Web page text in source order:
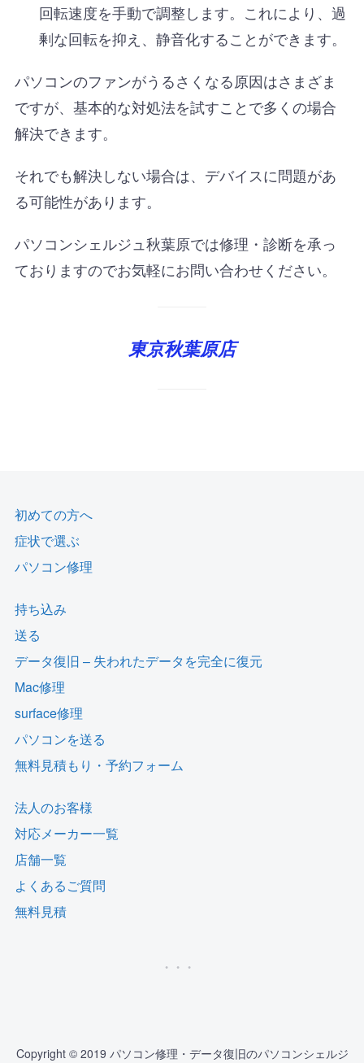
回転速度を手動で調整します。これにより、過
剰な回転を抑え、静音化することができます。
パソコンのファンがうるさくなる原因はさまざま
ですが、基本的な対処法を試すことで多くの場合
解決できます。
それでも解決しない場合は、デバイスに問題があ
る可能性があります。
パソコンシェルジュ秋葉原では修理・診断を承っ
ておりますのでお気軽にお問い合わせください。
東京秋葉原店
初めての方へ
症状で選ぶ
パソコン修理
持ち込み
送る
データ復旧 – 失われたデータを完全に復元
Mac修理
surface修理
パソコンを送る
無料見積もり・予約フォーム
法人のお客様
対応メーカー一覧
店舗一覧
よくあるご質問
無料見積
Copyright © 2019 パソコン修理・データ復旧のパソコンシェルジ